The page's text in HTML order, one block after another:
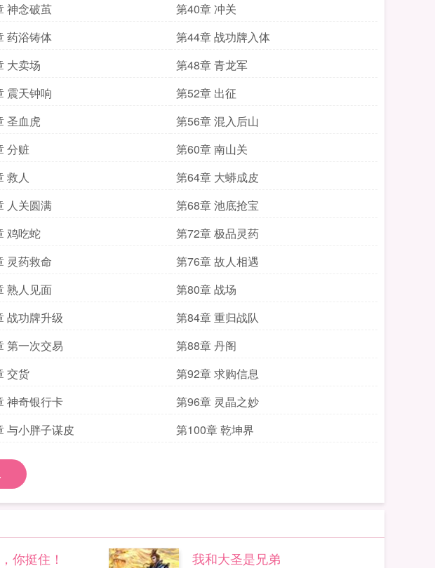
神念破茧
第40章 冲关
药浴铸体
第44章 战功牌入体
大卖场
第48章 青龙军
震天钟响
第52章 出征
圣血虎
第56章 混入后山
分赃
第60章 南山关
救人
第64章 大蟒成皮
人关圆满
第68章 池底抢宝
鸡吃蛇
第72章 极品灵药
灵药救命
第76章 故人相遇
熟人见面
第80章 战场
战功牌升级
第84章 重归战队
第一次交易
第88章 丹阁
交货
第92章 求购信息
神奇银行卡
第96章 灵晶之妙
与小胖子谋皮 第100章 乾坤界
你挺住！ 我和大圣是兄弟